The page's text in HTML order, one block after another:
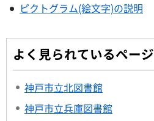
ピクトグラム(絵文字)の説明
よく見られているページ
神戸市立北図書館
神戸市立兵庫図書館